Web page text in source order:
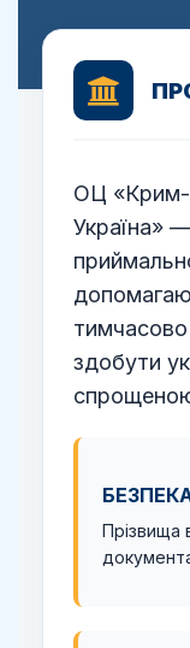
ОЦ «Крим-
Україна»
тимчасово
здобути
Прізвища